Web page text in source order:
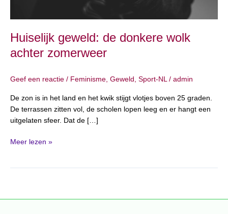
Huiselijk geweld: de donkere wolk
achter zomerweer
Geef een reactie / Feminisme, Geweld , Sport-NL/ admin
De zon is in het land en het kwik stijgt vlotjes boven 25 graden.
De terrassen zitten vol, de scholen lopen leeg en er hangt een
uitgelaten sfeer. Dat de […]
Meer lezen »